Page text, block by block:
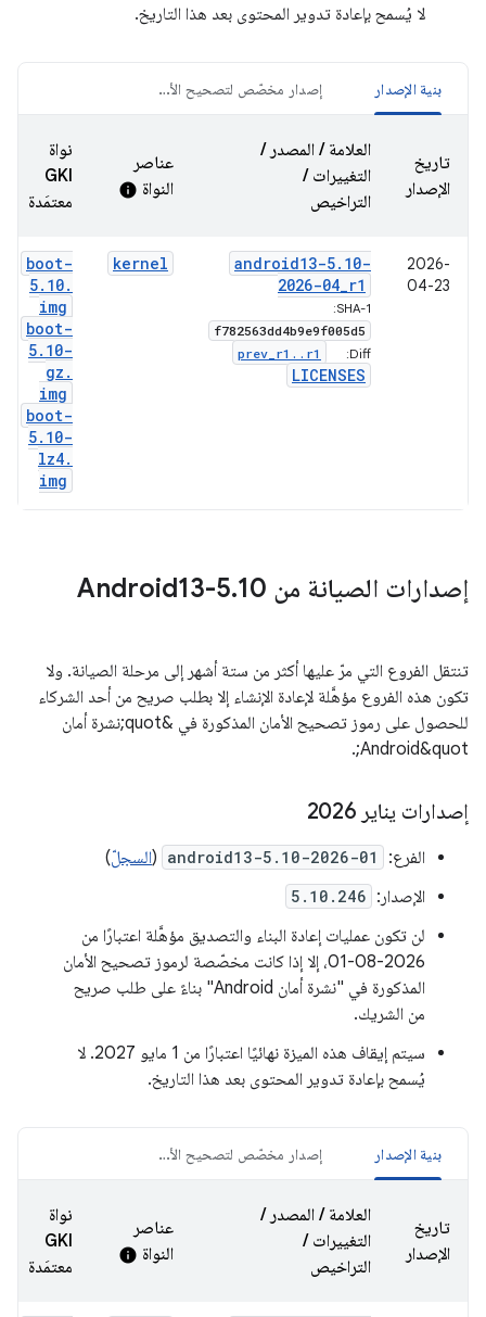
لا يُسمح بإعادة تدوير المحتوى بعد هذا التاريخ.
بنية الإصدار إصدار مخصّص لتصحيح الأخطاء
تاريخ
الإصدار
العلامة / المصدر /
التغييرات /
التراخيص
عناصر
النواة info
نواة
GKI
معتمَدة
2026-
04-23
android13-5. 10-
2026-04_r1
SHA-1:
f782563dd4b9e9f005d5
Diff:
prev r1 . . r1
LICENSES
kernel
boot-
5. 10.
img
boot-
5. 10-
gz .
img
boot-
5. 10-
lz4.
img
إصدارات الصيانة من Android13-5 .10
تنتقل الفروع التي مرّ عليها أكثر من ستة أشهر إلى مرحلة الصيانة. ولا
تكون هذه الفروع مؤهَّلة لإعادة الإنشاء إلا بطلب صريح من أحد الشركاء
للحصول على رموز تصحيح الأمان المذكورة في &quot;نشرة أمان
Android&quot;.
إصدارات يناير 2026
الفرع: android13-5.10-2026-01
(السجلّ)
الإصدار: 5.10.246
لن تكون عمليات إعادة البناء والتصديق مؤهَّلة اعتبارًا من
2026-08-01، إلا إذا كانت مخصّصة لرموز تصحيح الأمان
المذكورة في "نشرة أمان Android" بناءً على طلب صريح
من الشريك.
سيتم إيقاف هذه الميزة نهائيًا اعتبارًا من 1 مايو 2027. لا
يُسمح بإعادة تدوير المحتوى بعد هذا التاريخ.
بنية الإصدار إصدار مخصّص لتصحيح الأخطاء
تاريخ
الإصدار
العلامة / المصدر /
التغييرات /
التراخيص
عناصر
النواة info
نواة
GKI
معتمَدة